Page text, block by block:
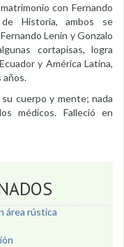
con Fernando
Historia, ambos se
Lenin y Gonzalo
cortapisas, logra
y América Latina,
años.
cuerpo y mente; nada
médicos. Falleció en
área rústica